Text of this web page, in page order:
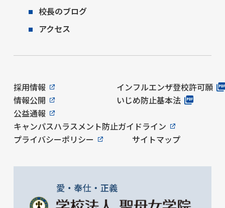
校長のブログ
アクセス
採用情報
インフルエンザ登校許可願
情報公開
いじめ防止基本法
公益通報
キャンパスハラスメント防止ガイドライン
プライバシーポリシー
サイトマップ